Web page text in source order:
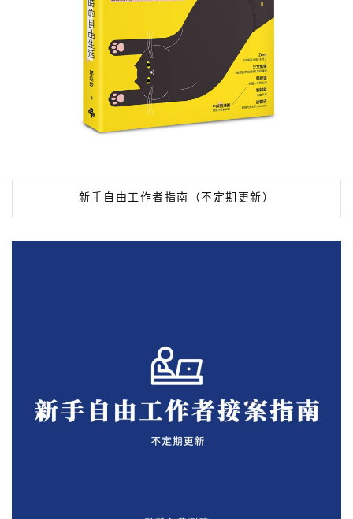
新手自由工作者指南（不定期更新）